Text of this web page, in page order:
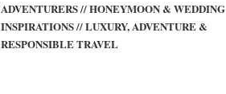
ADVENTURERS // HONEYMOON & WEDDING
INSPIRATIONS // LUXURY, ADVENTURE &
RESPONSIBLE TRAVEL